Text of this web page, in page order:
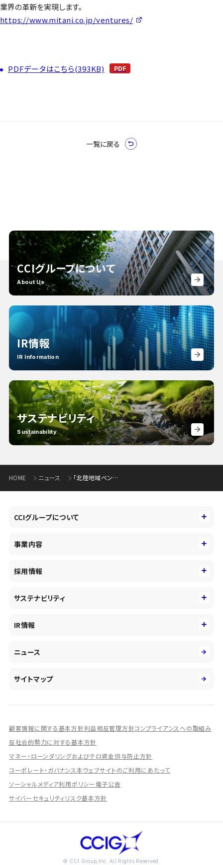
業界の革新を実現します。
https://www.mitani.co.jp/ventures/
PDFデータはこちら(393KB)
一覧に戻る
CCIグループについて
About Us
IR情報
IR Information
サステナビリティ
Sustainability
HOME ニュース 「北陸地域ベンチャーファンド」による投資実行について
CCIグループについて
トップメッセージ
コーポレートアイデンティティ
会社概要・沿革
事業内容
コンサルティング&アドバイザリー
投資事業の拡大
DXとシステムモダナイゼーション
人的資本経営の取組み
採用情報
キャリア採用
障がい者採用
サステナビリティ
社会
IR情報
有価証券報告書／四半期報告書
統合報告書
ディスクロージャー誌
IRプレゼンテーション資料
シェアードリサーチ社による調査レポート
IRに関するよくあるご質問
IRに関するお問い合わせ
ディスクロージャーポリシー
ニュース
サイトマップ
顧客情報に関する基本方針利益相反管理方針コンプライアンスへの取組み
反社会的勢力に対する基本方針
マネー・ローンダリングおよびテロ資金供与防止方針
コーポレート・ガバナンス本ウェブサイトのご利用にあたって
ソーシャルメディア利用ポリシー電子公告
サイバーセキュリティリスク基本方針
© CCI Group,Inc. All Rights Reserved.